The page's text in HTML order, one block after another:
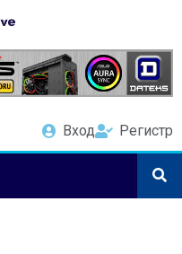
Вход Регистр